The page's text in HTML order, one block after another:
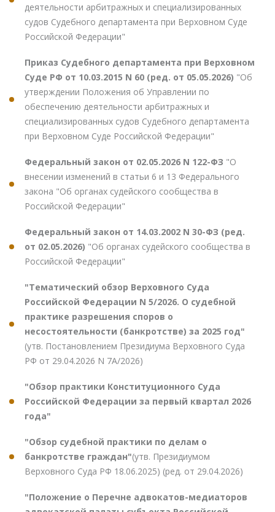
деятельности арбитражных и специализированных
судов Судебного департамента при Верховном Суде
Российской Федерации"
Приказ Судебного департамента при Верховном
Суде РФ от 10.03.2015 N 60 (ред. от 05.05.2026) "Об
утверждении Положения об Управлении по
обеспечению деятельности арбитражных и
специализированных судов Судебного департамента
при Верховном Суде Российской Федерации"
Федеральный закон от 02.05.2026 N 122-ФЗ "О
внесении изменений в статьи 6 и 13 Федерального
закона "Об органах судейского сообщества в
Российской Федерации"
Федеральный закон от 14.03.2002 N 30-ФЗ (ред.
от 02.05.2026) "Об органах судейского сообщества в
Российской Федерации"
"Тематический обзор Верховного Суда
Российской Федерации N 5/2026. О судебной
практике разрешения споров о
несостоятельности (банкротстве) за 2025 год"
(утв. Постановлением Президиума Верховного Суда
РФ от 29.04.2026 N 7А/2026)
"Обзор практики Конституционного Суда
Российской Федерации за первый квартал 2026
года"
"Обзор судебной практики по делам о
банкротстве граждан"(утв. Президиумом
Верховного Суда РФ 18.06.2025) (ред. от 29.04.2026)
"Положение о Перечне адвокатов-медиаторов